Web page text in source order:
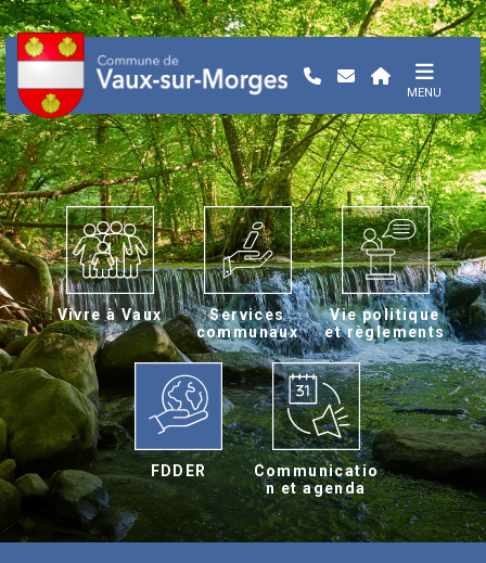
MENU
Vivre à Vaux
Services
communaux
Vie politique
et règlements
FDDER
Communicatio
n et agenda